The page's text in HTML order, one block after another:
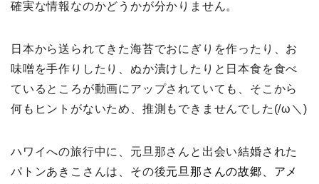
確実な情報なのかどうかが分かりません。
日本から送られてきた海苔でおにぎりを作ったり、お
味噌を手作りしたり、ぬか漬けしたりと日本食を食べ
ているところが動画にアップされていても、そこから
何もヒントがないため、推測もできませんでした(/ω＼)
ハワイへの旅行中に、元旦那さんと出会い結婚された
パトンあきこさんは、その後元旦那さんの故郷、アメ